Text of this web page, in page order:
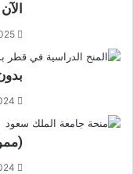
الآن
بدون